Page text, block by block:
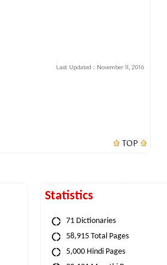
Last Updated : November 11, 2016
TOP
Statistics
71 Dictionaries
58,915 Total Pages
5,000 Hindi Pages